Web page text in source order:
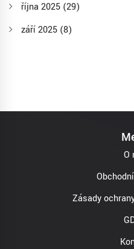
října 2025 (29)
září 2025 (8)
O
Zásady